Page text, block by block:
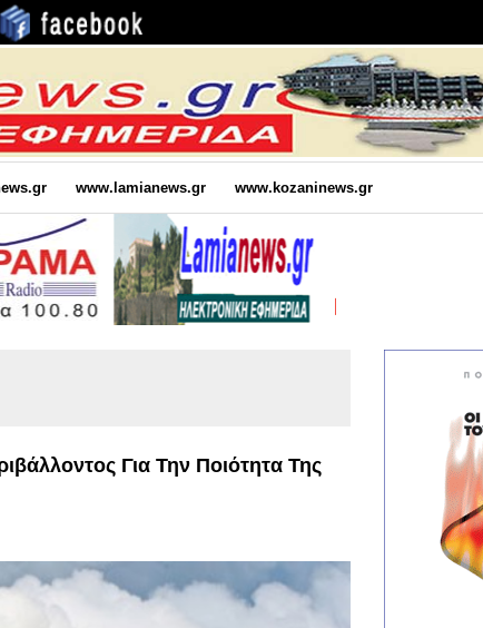
www.lamianews.gr www.kozaninews.gr
Για Την Ποιότητα Της